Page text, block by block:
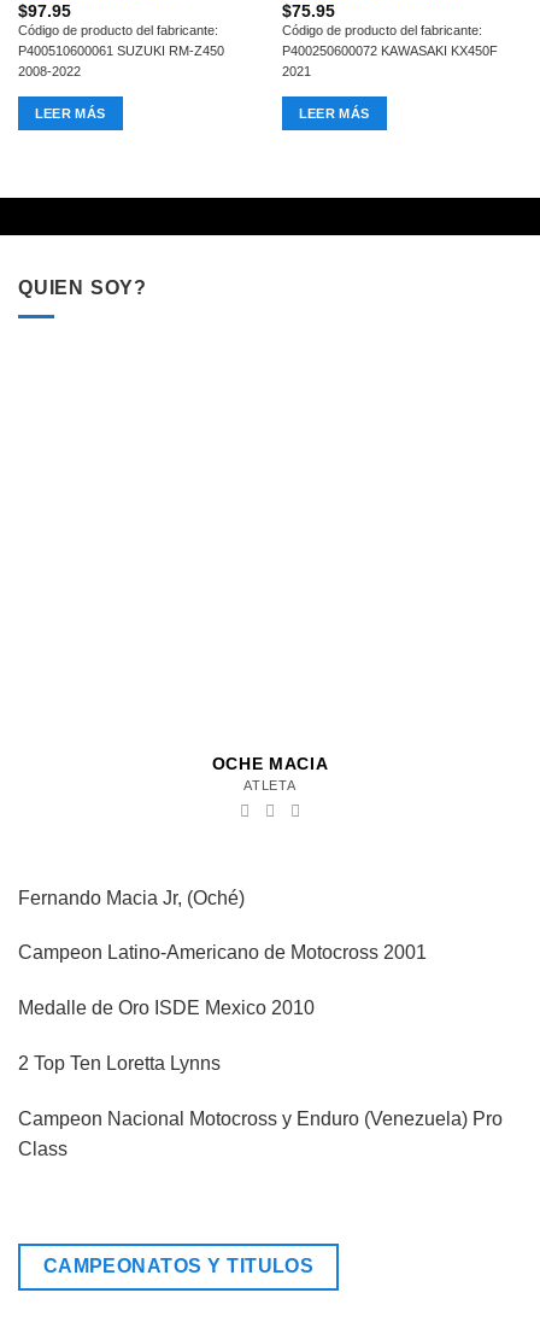
$97.95
Código de producto del fabricante:
P400510600061 SUZUKI RM-Z450
2008-2022
LEER MÁS
$75.95
Código de producto del fabricante:
P400250600072 KAWASAKI KX450F
2021
LEER MÁS
QUIEN SOY?
OCHE MACIA
ATLETA
Fernando Macia Jr, (Oché)
Campeon Latino-Americano de Motocross 2001
Medalle de Oro ISDE Mexico 2010
2 Top Ten Loretta Lynns
Campeon Nacional Motocross y Enduro (Venezuela) Pro
Class
CAMPEONATOS Y TITULOS